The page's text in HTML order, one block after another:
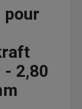
pour
- 2,80